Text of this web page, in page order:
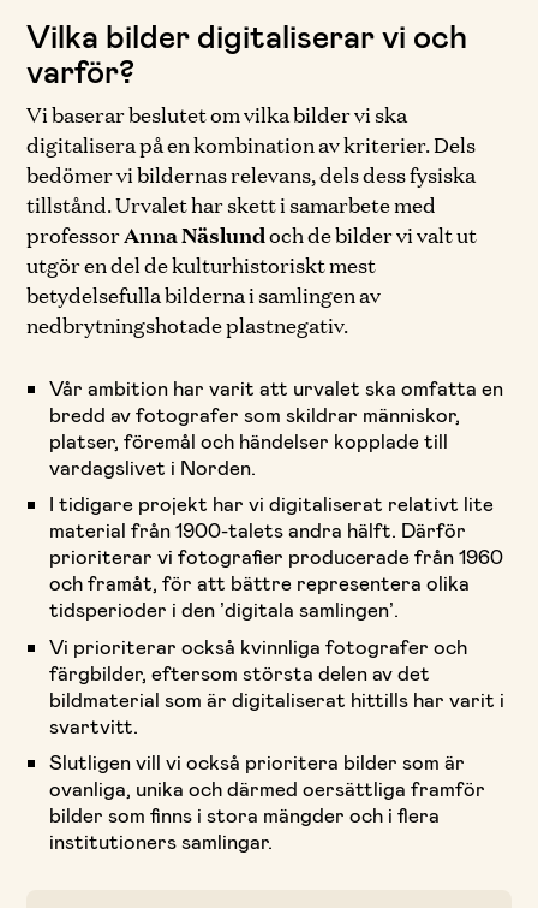
Vilka bilder digitaliserar vi och
varför?
Vi baserar beslutet om vilka bilder vi ska
digitalisera på en kombination av kriterier. Dels
bedömer vi bildernas relevans, dels dess fysiska
tillstånd. Urvalet har skett i samarbete med
professorAnna Näslundoch de bilder vi valt ut
utgör en del de kulturhistoriskt mest
betydelsefulla bilderna i samlingen av
nedbrytningshotade plastnegativ.
Vår ambition har varit att urvalet ska omfatta en
bredd av fotografer som skildrar människor,
platser, föremål och händelser kopplade till
vardagslivet i Norden.
I tidigare projekt har vi digitaliserat relativt lite
material från 1900-talets andra hälft. Därför
prioriterar vi fotografier producerade från 1960
och framåt, för att bättre representera olika
tidsperioder i den ’digitala samlingen’.
Vi prioriterar också kvinnliga fotografer och
färgbilder, eftersom största delen av det
bildmaterial som är digitaliserat hittills har varit i
svartvitt.
Slutligen vill vi också prioritera bilder som är
ovanliga, unika och därmed oersättliga framför
bilder som finns i stora mängder och i flera
institutioners samlingar.